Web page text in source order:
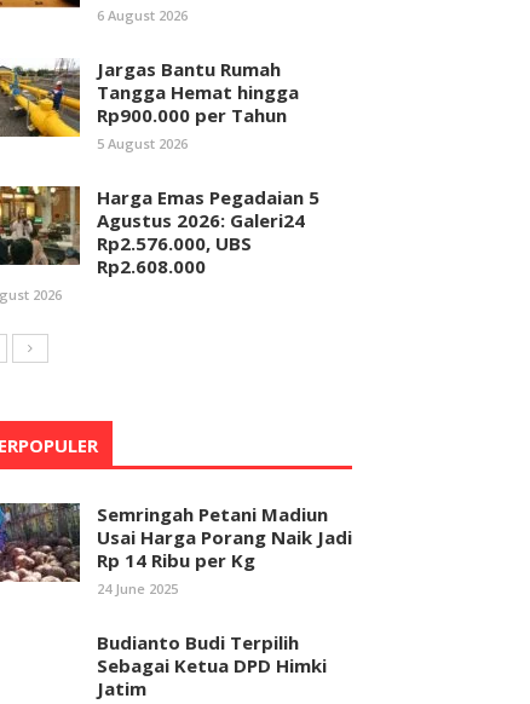
6 August 2026
Jargas Bantu Rumah
Tangga Hemat hingga
Rp900.000 per Tahun
5 August 2026
Harga Emas Pegadaian 5
Agustus 2026: Galeri24
Rp2.576.000, UBS
Rp2.608.000
2026
Semringah Petani Madiun
Usai Harga Porang Naik Jadi
Rp 14 Ribu per Kg
24 June 2025
Budianto Budi Terpilih
Sebagai Ketua DPD Himki
Jatim